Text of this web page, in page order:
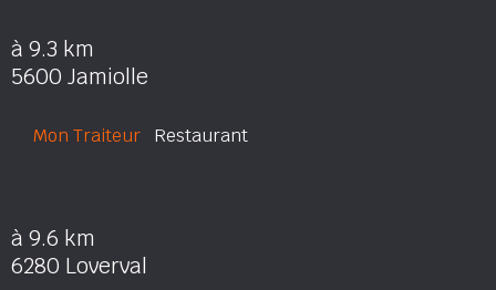
à 9.3 km
5600 Jamiolle
Mon Traiteur Restaurant
à 9.6 km
6280 Loverval